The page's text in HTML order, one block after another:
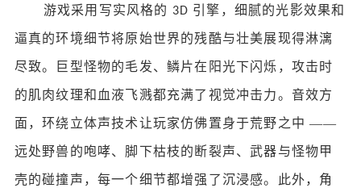
游戏采用写实风格的 3D 引擎，细腻的光影效果和
逼真的环境细节将原始世界的残酷与壮美展现得淋漓
尽致。巨型怪物的毛发、鳞片在阳光下闪烁，攻击时
的肌肉纹理和血液飞溅都充满了视觉冲击力。音效方
面，环绕立体声技术让玩家仿佛置身于荒野之中 ——
远处野兽的咆哮、脚下枯枝的断裂声、武器与怪物甲
壳的碰撞声，每一个细节都增强了沉浸感。此外，角